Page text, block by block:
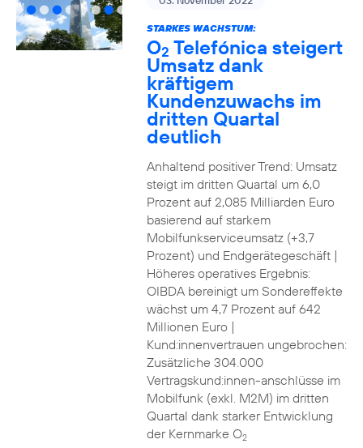
STARKES WACHSTUM:
O2 Telefónica steigert
Umsatz dank
kräftigem
Kundenzuwachs im
dritten Quartal
deutlich
Anhaltend positiver Trend: Umsatz
steigt im dritten Quartal um 6,0
Prozent auf 2,085 Milliarden Euro
basierend auf starkem
Mobilfunkserviceumsatz (+3,7
Prozent) und Endgerätegeschäft |
Höheres operatives Ergebnis:
OIBDA bereinigt um Sondereffekte
wächst um 4,7 Prozent auf 642
Millionen Euro |
Kund:innenvertrauen ungebrochen:
Zusätzliche 304.000
Vertragskund:innen-anschlüsse im
Mobilfunk (exkl. M2M) im dritten
Quartal dank starker Entwicklung
der Kernmarke O2